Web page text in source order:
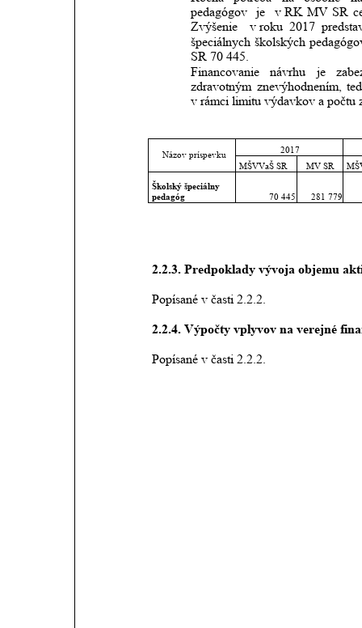
pedagógov
je v RK MV SR
Zvýšenie
v roku 2017
špeciálnych školských
SR 70 445.
Financovanie
návrhu je
zdravotným znevýhodnením,
v rámci limitu výdavkov a počtu
2017
Názov príspevku
MŠVVaŠ SR
MV SR
Školský špeciálny
pedagóg
70 445 281 779
2.2.3. Predpoklady vývoja objemu
Popísané v časti 2.2.2.
2.2.4. Výpočty vplyvov na verejné
Popísané v časti 2.2.2.